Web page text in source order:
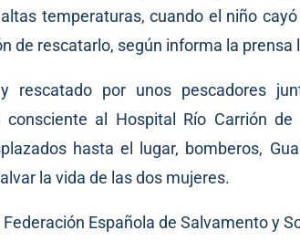
temperaturas, cuando el niño
de rescatarlo, según informa la prensa
rescatado por unos pescadores
consciente al Hospital Río Carrión
hasta el lugar, bomberos,
la vida de las dos mujeres.
Española de Salvamento y